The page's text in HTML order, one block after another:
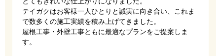
テイガクはお客様一人ひとりと誠実に向き合い、これま
で数多くの施工実績を積み上げてきました。
屋根工事・外壁工事ともに最適なプランをご提案しま
す。